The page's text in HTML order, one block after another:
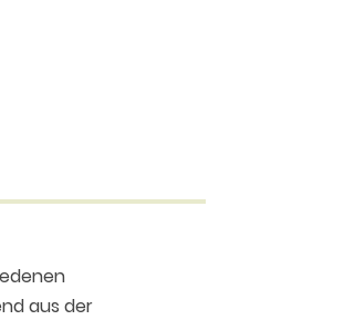
aus der